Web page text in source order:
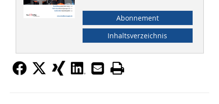
Abonnement
Inhaltsverzeichnis